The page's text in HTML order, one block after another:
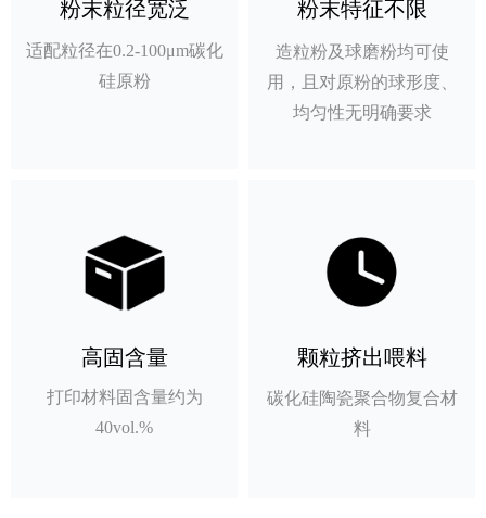
适配粒径在0.2-100μm碳化
硅原粉
粉末粒径宽泛
造粒粉及球磨粉均可使
用，且对原粉的球形度、
均匀性无明确要求
粉末特征不限
打印材料固含量约为
40vol.%
高固含量
碳化硅陶瓷聚合物复合材
料
颗粒挤出喂料